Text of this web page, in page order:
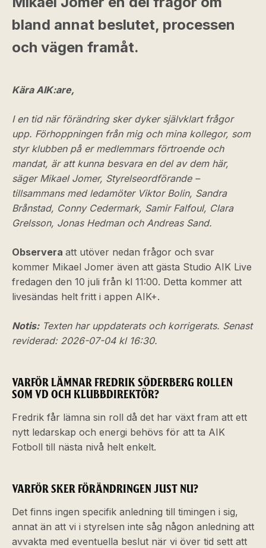
bland annat beslutet, processen
och vägen framåt.
Kära AIK:are,
I en tid när förändring sker dyker självklart frågor
upp. Förhoppningen från mig och mina kollegor, som
styr klubben på er medlemmars förtroende och
mandat, är att kunna besvara en del av dem här,
säger Mikael Jomer, Styrelseordförande –
tillsammans med ledamöter Viktor Bolin, Sandra
Brånstad, Conny Cedermark, Samir Falfoul, Clara
Grelsson, Jonas Hedman och Andreas Sand.
Observera att utöver nedan frågor och svar
kommer Mikael Jomer även att gästa Studio AIK Live
fredagen den 10 juli från kl 11:00. Detta kommer att
livesändas helt fritt i appen AIK+.
Notis:Texten har uppdaterats och korrigerats. Senast
reviderad: 2026-07-04 kl 16:30.
VARFÖR LÄMNAR FREDRIK SÖDERBERG ROLLEN
SOM VD OCH KLUBBDIREKTÖR?
Fredrik får lämna sin roll då det har växt fram att ett
nytt ledarskap och energi behövs för att ta AIK
Fotboll till nästa nivå helt enkelt.
VARFÖR SKER FÖRÄNDRINGEN JUST NU?
Det finns ingen specifik anledning till timingen i sig,
annat än att vi i styrelsen inte såg någon anledning att
avvakta med eventuella beslut när vi över tid sett att